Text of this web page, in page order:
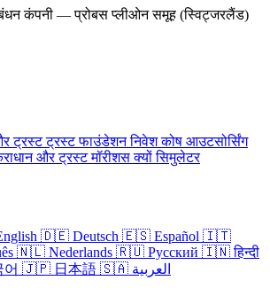
कंपनी — प्रोबस प्लीओन समूह (स्विट्जरलैंड)
ट्रस्टट्रस्टफाउंडेशननिवेश कोष आउटसोर्सिंग
और ट्रस्टमॉरीशस क्योंसिमुलेटर
🇩🇪 Deutsch 🇪🇸 Español 🇮🇹
🇳🇱 Nederlands 🇷🇺 Русский 🇮🇳 हिन्दी
🇯🇵 日本語
🇸🇦 العربية